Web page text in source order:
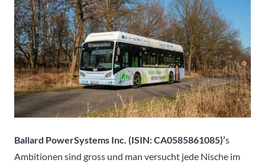
Ballard PowerSystems Inc. (ISIN:CA0585861085)’s
Ambitionen sind gross und man versucht jede Nische im